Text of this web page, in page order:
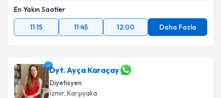
En Yakın Saatler
11:15
11:45 12:00 Daha Fazla
Dyt. Ayça Karaçay
Diyetisyen
İzmir, Karşıyaka